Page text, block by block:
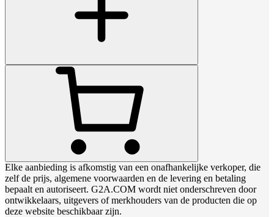
Elke aanbieding is afkomstig van een onafhankelijke verkoper, die
zelf de prijs, algemene voorwaarden en de levering en betaling
bepaalt en autoriseert. G2A.COM wordt niet onderschreven door
ontwikkelaars, uitgevers of merkhouders van de producten die op
deze website beschikbaar zijn.